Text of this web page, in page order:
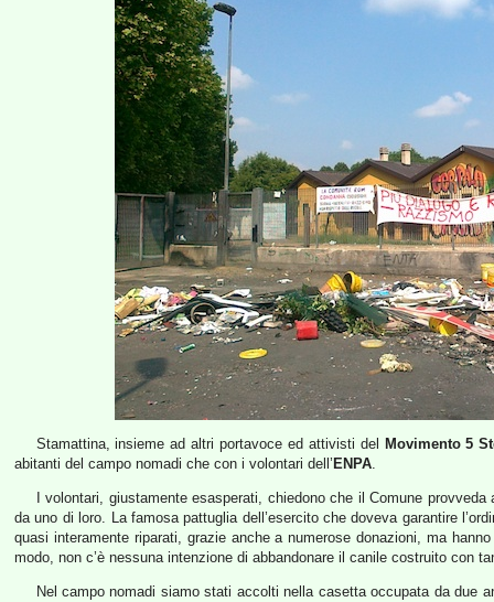
Stamattina, insieme ad altri portavoce ed attivisti del
Movimento 5
abitanti del campo nomadi che con i volontari dell’ ENPA.
I volontari, giustamente esasperati, chiedono che il Comune
da uno di loro. La famosa pattuglia dell’esercito che doveva garantire
quasi interamente riparati, grazie anche a numerose donazioni, ma
modo, non c’è nessuna intenzione di abbandonare il canile costruito con
Nel campo nomadi siamo stati accolti nella casetta occupata da due